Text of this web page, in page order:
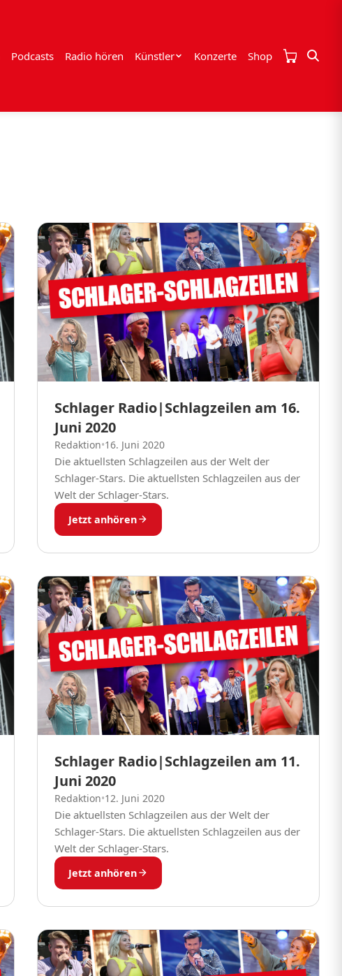
Podcasts Radio hören Künstler Konzerte Shop
Schlager Radio|Schlagzeilen am 16.
Juni 2020
Redaktion•16. Juni 2020
Die aktuellsten Schlagzeilen aus der Welt der
Schlager-Stars. Die aktuellsten Schlagzeilen aus der
Welt der Schlager-Stars.
Jetzt anhören
Schlager Radio|Schlagzeilen am 11.
Juni 2020
Redaktion•12. Juni 2020
Die aktuellsten Schlagzeilen aus der Welt der
Schlager-Stars. Die aktuellsten Schlagzeilen aus der
Welt der Schlager-Stars.
Jetzt anhören